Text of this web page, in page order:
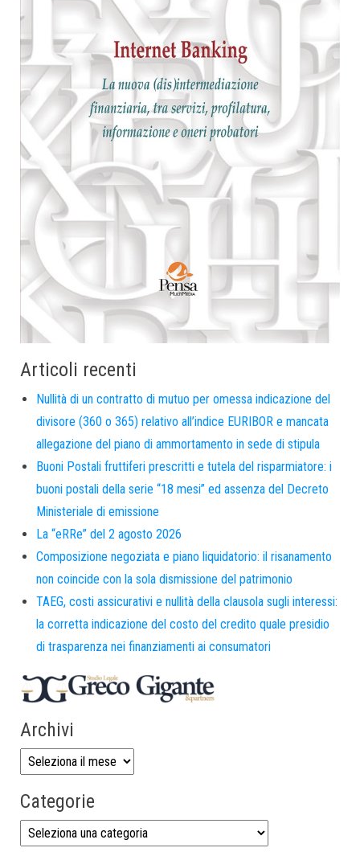
Articoli recenti
Nullità di un contratto di mutuo per omessa indicazione del
divisore (360 o 365) relativo all’indice EURIBOR e mancata
allegazione del piano di ammortamento in sede di stipula
Buoni Postali fruttiferi prescritti e tutela del risparmiatore: i
buoni postali della serie “18 mesi” ed assenza del Decreto
Ministeriale di emissione
La “eRRe” del 2 agosto 2026
Composizione negoziata e piano liquidatorio: il risanamento
non coincide con la sola dismissione del patrimonio
TAEG, costi assicurativi e nullità della clausola sugli interessi:
la corretta indicazione del costo del credito quale presidio
di trasparenza nei finanziamenti ai consumatori
Archivi
Categorie